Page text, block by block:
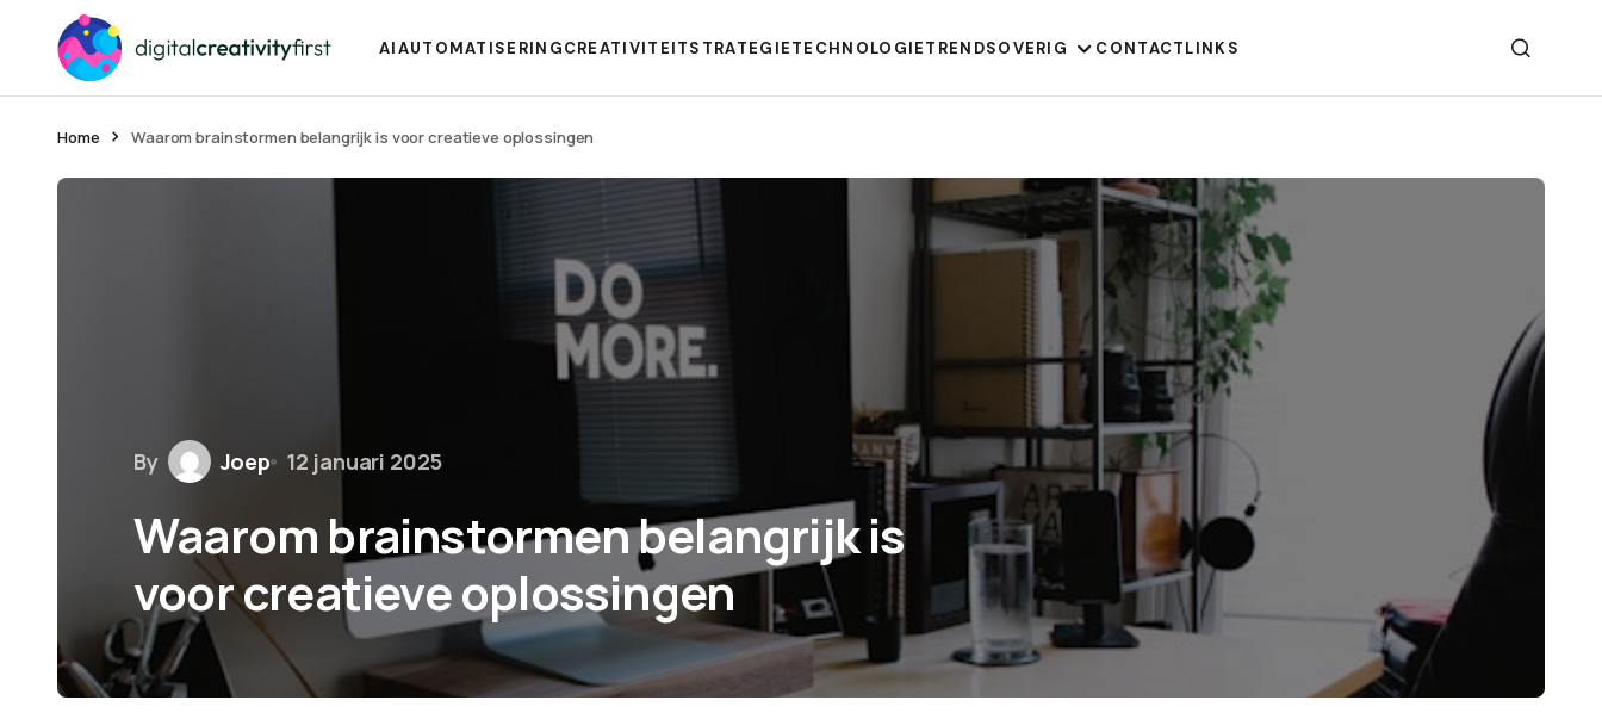
AIAUTOMATISERINGCREATIVITEITSTRATEGIETECHNOLOGIETRENDSOVERIG CONTACTLINKS
Home Waarom brainstormen belangrijk is voor creatieve oplossingen
By Joep 12 januari 2025
Waarom brainstormen belangrijk is
voor creatieve oplossingen